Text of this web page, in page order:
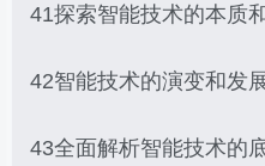
41探索智能技术的本质
42智能技术的演变和发
43全面解析智能技术的